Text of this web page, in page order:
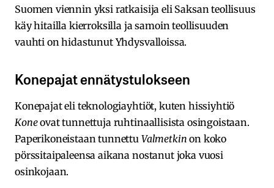
Suomen viennin yksi ratkaisija eli Saksan teollisuus
käy hitailla kierroksilla ja samoin teollisuuden
vauhti on hidastunut Yhdysvalloissa.
Konepajat ennätystulokseen
Konepajat eli teknologiayhtiöt, kuten hissiyhtiö
Koneovat tunnettuja ruhtinaallisista osingoistaan.
Paperikoneistaan tunnettu Valmetkin on koko
pörssitaipaleensa aikana nostanut joka vuosi
osinkojaan.